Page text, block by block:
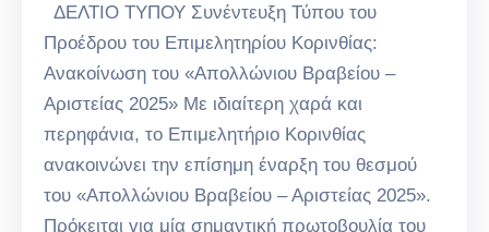
ΔΕΛΤΙΟ ΤΥΠΟΥ Συνέντευξη Τύπου του
Προέδρου του Επιμελητηρίου Κορινθίας:
Ανακοίνωση του «Απολλώνιου Βραβείου –
Αριστείας 2025» Με ιδιαίτερη χαρά και
περηφάνια, το Επιμελητήριο Κορινθίας
ανακοινώνει την επίσημη έναρξη του θεσμού
του «Απολλώνιου Βραβείου – Αριστείας 2025».
Πρόκειται για μία σημαντική πρωτοβουλία του